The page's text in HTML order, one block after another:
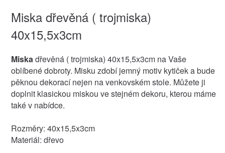
Miska dřevěná ( trojmiska)
40x15,5x3cm
Miskadřevěná ( trojmiska) 40x15,5x3cm na Vaše
oblíbené dobroty. Misku zdobí jemný motiv kytiček a bude
pěknou dekorací nejen na venkovském stole. Můžete ji
doplnit klasickou miskou ve stejném dekoru, kterou máme
také v nabídce.
Rozměry: 40x15,5x3cm
Materiál: dřevo